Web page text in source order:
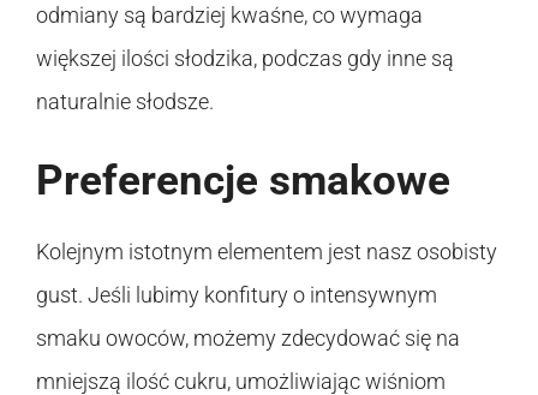
odmiany są bardziej kwaśne, co wymaga
większej ilości słodzika, podczas gdy inne są
naturalnie słodsze.
Preferencje smakowe
Kolejnym istotnym elementem jest nasz osobisty
gust. Jeśli lubimy konfitury o intensywnym
smaku owoców, możemy zdecydować się na
mniejszą ilość cukru, umożliwiając wiśniom